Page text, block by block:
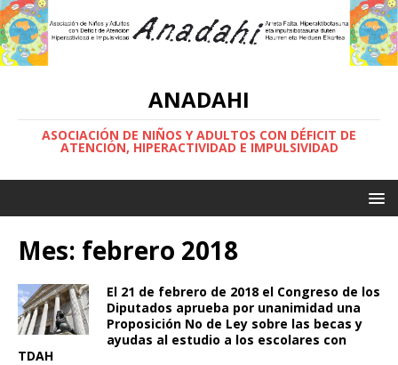
ANADAHI
ASOCIACIÓN DE NIÑOS Y ADULTOS CON DÉFICIT DE
ATENCIÓN, HIPERACTIVIDAD E IMPULSIVIDAD
Mes: febrero 2018
El 21 de febrero de 2018 el Congreso de los
Diputados aprueba por unanimidad una
Proposición No de Ley sobre las becas y
ayudas al estudio a los escolares con
TDAH